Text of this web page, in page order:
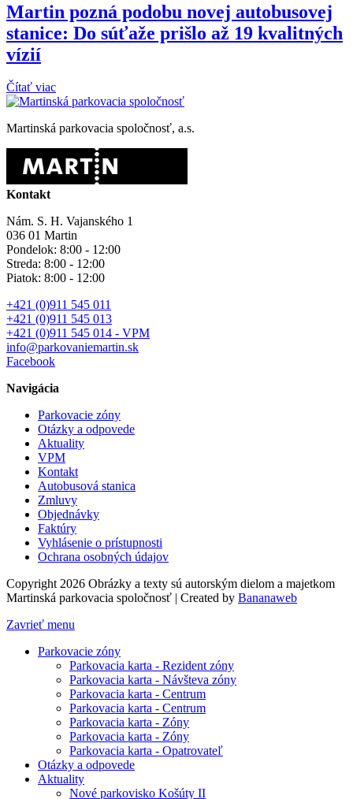
Martin pozná podobu novej autobusovej
stanice: Do súťaže prišlo až 19 kvalitných
vízií
Čítať viac
Martinská parkovacia spoločnosť, a.s.
Kontakt
Nám. S. H. Vajanského 1
036 01 Martin
Pondelok: 8:00 - 12:00
Streda: 8:00 - 12:00
Piatok: 8:00 - 12:00
+421 (0)911 545 011
+421 (0)911 545 013
+421 (0)911 545 014 - VPM
info@parkovaniemartin.sk
Facebook
Navigácia
Parkovacie zóny
Otázky a odpovede
Aktuality
VPM
Kontakt
Autobusová stanica
Zmluvy
Objednávky
Faktúry
Vyhlásenie o prístupnosti
Ochrana osobných údajov
Copyright 2026 Obrázky a texty sú autorským dielom a majetkom
Martinská parkovacia spoločnosť
Created by Bananaweb
Zavrieť menu
Parkovacie zóny
Parkovacia karta - Rezident zóny
Parkovacia karta - Návšteva zóny
Parkovacia karta - Centrum
Parkovacia karta - Centrum
Parkovacia karta - Zóny
Parkovacia karta - Zóny
Parkovacia karta - Opatrovateľ
Otázky a odpovede
Aktuality
Nové parkovisko Košúty II